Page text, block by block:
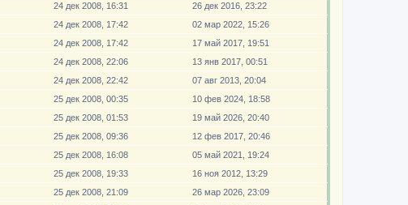
24 дек 2008, 16:31
26 дек 2016, 23:22
24 дек 2008, 17:42
02 мар 2022, 15:26
24 дек 2008, 17:42
17 май 2017, 19:51
24 дек 2008, 22:06
13 янв 2017, 00:51
24 дек 2008, 22:42
07 авг 2013, 20:04
25 дек 2008, 00:35
10 фев 2024, 18:58
25 дек 2008, 01:53
19 май 2026, 20:40
25 дек 2008, 09:36
12 фев 2017, 20:46
25 дек 2008, 16:08
05 май 2021, 19:24
25 дек 2008, 19:33
16 ноя 2012, 13:29
25 дек 2008, 21:09
26 мар 2026, 23:09